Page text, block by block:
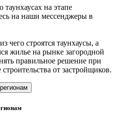
на этапе
на наши мессенджеры в
чего строятся таунхаусы, а
жилье на рынке загородной
правильное решение при
от застройщиков.